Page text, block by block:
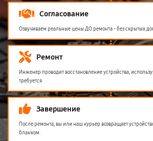
Согласование
Озвучиваем реальные цены ДО ремонта - без скрытых
Ремонт
Инженер проводит восстановление устройства,
требуется.
Завершение
После ремонта, вы или наш курьер возвращает
бланком.